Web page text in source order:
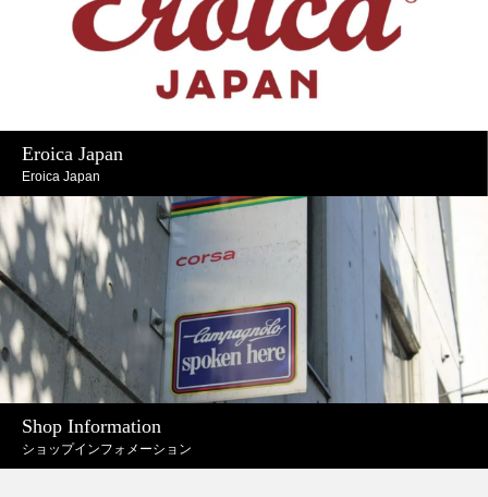
Eroica Japan
Eroica Japan
Shop Information
ショップインフォメーション